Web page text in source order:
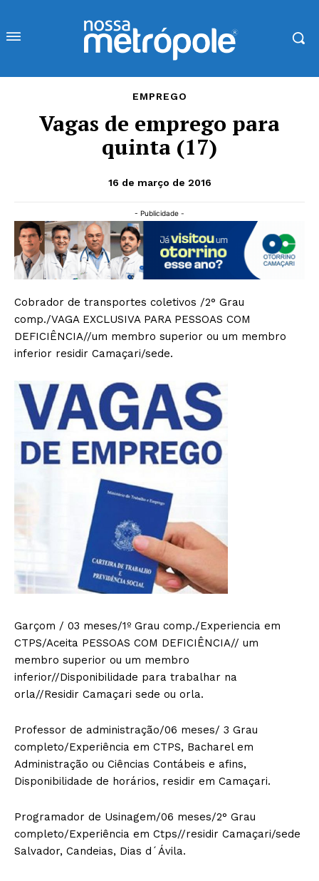
EMPREGO
Vagas de emprego para
quinta (17)
16 de março de 2016
- Publicidade -
Cobrador de transportes coletivos /2° Grau
comp./VAGA EXCLUSIVA PARA PESSOAS COM
DEFICIÊNCIA//um membro superior ou um membro
inferior residir Camaçari/sede.
Garçom / 03 meses/1º Grau comp./Experiencia em
CTPS/Aceita PESSOAS COM DEFICIÊNCIA// um
membro superior ou um membro
inferior//Disponibilidade para trabalhar na
orla//Residir Camaçari sede ou orla.
Professor de administração/06 meses/ 3 Grau
completo/Experiência em CTPS, Bacharel em
Administração ou Ciências Contábeis e afins,
Disponibilidade de horários, residir em Camaçari.
Programador de Usinagem/06 meses/2° Grau
completo/Experiência em Ctps//residir Camaçari/sede
Salvador, Candeias, Dias d´Ávila.